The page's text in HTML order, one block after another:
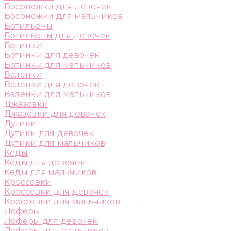
Босоножки для девочек
Босоножки для мальчиков
Ботильоны
Ботильоны для девочек
Ботинки
Ботинки для девочек
Ботинки для мальчиков
Валенки
Валенки для девочек
Валенки для мальчиков
Джазовки
Джазовки для девочек
Дутики
Дутики для девочек
Дутики для мальчиков
Кеды
Кеды для девочек
Кеды для мальчиков
Кроссовки
Кроссовки для девочек
Кроссовки для мальчиков
Лоферы
Лоферы для девочек